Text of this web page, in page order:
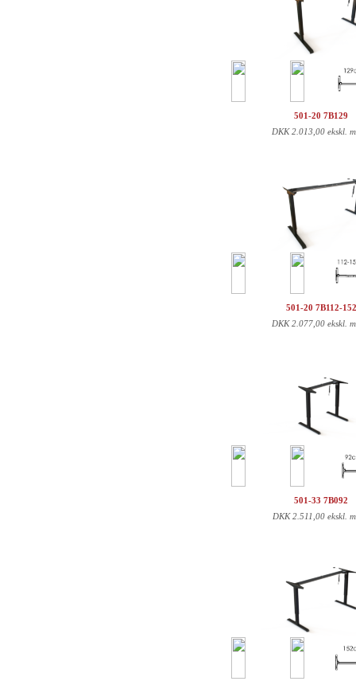
501-20 7B129
DKK2.013,00 ekskl.
501-20 7B112-152
DKK2.077,00 ekskl.
501-33 7B092
DKK2.511,00 ekskl.